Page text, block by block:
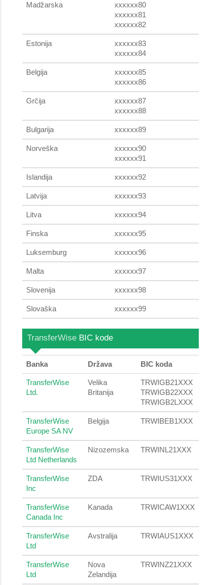
Madžarska
xxxxxx80
xxxxxx81
xxxxxx82
Estonija
xxxxxx83
xxxxxx84
Belgija
xxxxxx85
xxxxxx86
Grčija
xxxxxx87
xxxxxx88
Bulgarija xxxxxx89
Norveška
xxxxxx90
xxxxxx91
Islandija xxxxxx92
Latvija xxxxxx93
Litva xxxxxx94
Finska xxxxxx95
Luksemburg xxxxxx96
Malta xxxxxx97
Slovenija xxxxxx98
Slovaška xxxxxx99
TransferWise BIC kode
Banka Država BIC koda
TransferWise
Ltd.
Velika
Britanija
TRWIGB21XXX
TRWIGB22XXX
TRWIGB2LXXX
TransferWise
Europe SA NV
Belgija TRWIBEB1XXX
TransferWise
Ltd Netherlands
Nizozemska TRWINL21XXX
TransferWise
Inc
ZDA TRWIUS31XXX
TransferWise
Canada Inc
Kanada TRWICAW1XXX
TransferWise
Ltd
Avstralija TRWIAUS1XXX
TransferWise
Ltd
Nova
Zelandija
TRWINZ21XXX